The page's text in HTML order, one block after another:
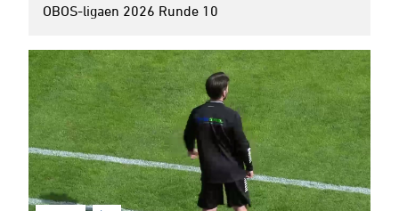
OBOS-ligaen 2026 Runde 10